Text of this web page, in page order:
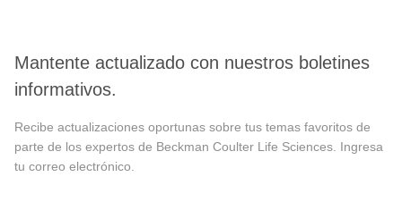
Mantente actualizado con nuestros boletines
informativos.
Recibe actualizaciones oportunas sobre tus temas favoritos de
parte de los expertos de Beckman Coulter Life Sciences. Ingresa
tu correo electrónico.